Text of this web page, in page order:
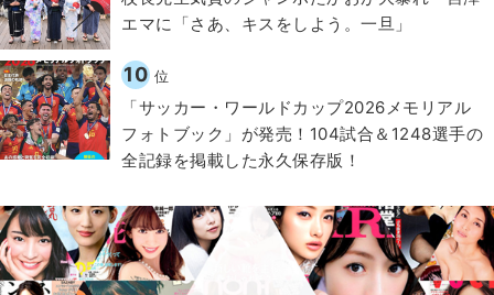
エマに「さあ、キスをしよう。一旦」
10 位
「サッカー・ワールドカップ2026メモリアル
フォトブック」が発売！104試合＆1248選手の
全記録を掲載した永久保存版！